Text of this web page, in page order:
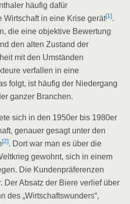
häufig dafür
Wirtschaft in eine Krise gerät[1].
die eine objektive Bewertung
den alten Zustand der
mit den Umständen
verfallen in eine
folgt, ist häufig der Niedergang
ganzer Branchen.
sich in den 1950er bis 1980er
genauer gesagt unter den
[2]. Dort war man es über die
gewohnt, sich in einem
Die Kundenpräferenzen
Der Absatz der Biere verlief über
des „Wirtschaftswunders“,